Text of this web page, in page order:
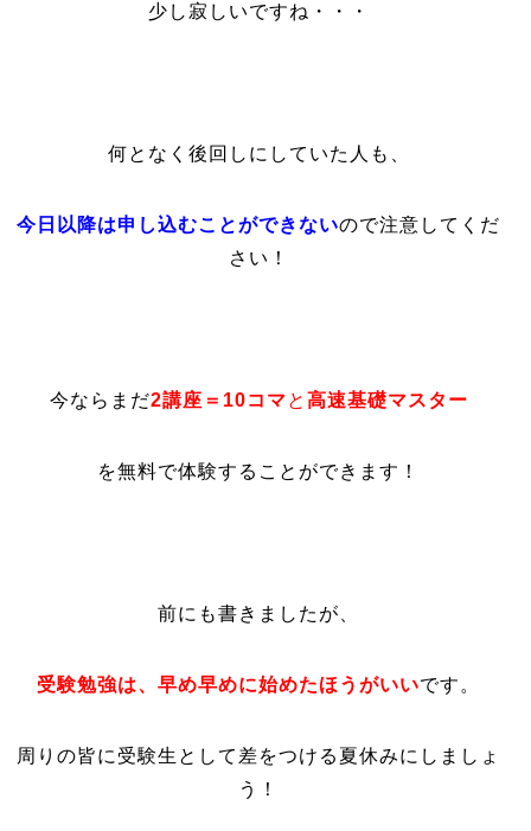
少し寂しいですね・・・
何となく後回しにしていた人も、
今日以降は申し込むことができないので注意してくだ
さい！
今ならまだ2講座＝10コマ と 高速基礎マスター
を無料で体験することができます！
前にも書きましたが、
受験勉強は、早め早めに始めたほうがいいです。
周りの皆に受験生として差をつける夏休みにしましょ
う！